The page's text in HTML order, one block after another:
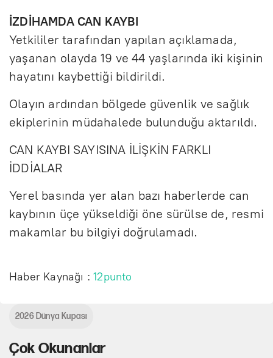
İZDİHAMDA CAN KAYBI
Yetkililer tarafından yapılan açıklamada,
yaşanan olayda 19 ve 44 yaşlarında iki kişinin
hayatını kaybettiği bildirildi.
Olayın ardından bölgede güvenlik ve sağlık
ekiplerinin müdahalede bulunduğu aktarıldı.
CAN KAYBI SAYISINA İLİŞKİN FARKLI
İDDİALAR
Yerel basında yer alan bazı haberlerde can
kaybının üçe yükseldiği öne sürülse de, resmi
makamlar bu bilgiyi doğrulamadı.
Haber Kaynağı :12punto
Çok Okunanlar
2026 Dünya Kupası